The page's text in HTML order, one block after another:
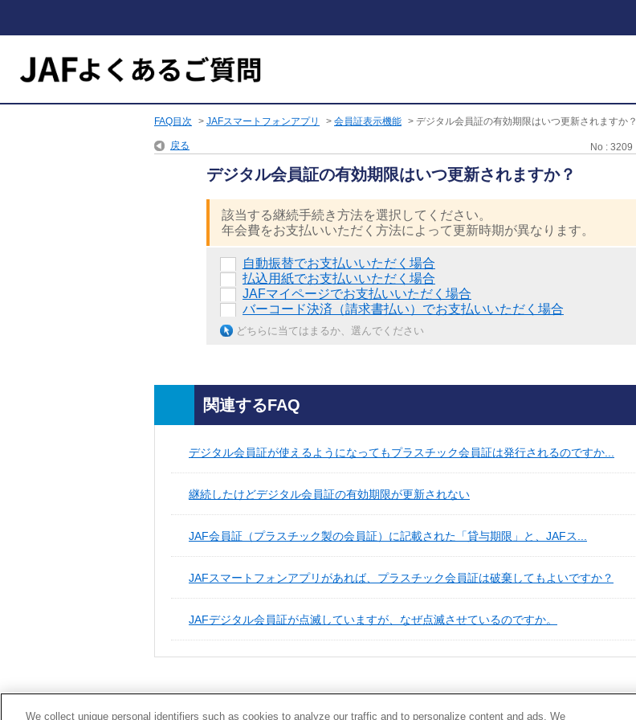
FAQ目次 > JAFスマートフォンアプリ > 会員証表示機能 > デジタル会員証の有効期限はいつ更新されますか？
戻る No : 3209
デジタル会員証の有効期限はいつ更新されますか？
該当する継続手続き方法を選択してください。
年会費をお支払いいただく方法によって更新時期が異なります。
自動振替でお支払いいただく場合
払込用紙でお支払いいただく場合
JAFマイページでお支払いいただく場合
バーコード決済（請求書払い）でお支払いいただく場合
どちらに当てはまるか、選んでください
関連するFAQ
デジタル会員証が使えるようになってもプラスチック会員証は発行されるのですか...
継続したけどデジタル会員証の有効期限が更新されない
JAF会員証（プラスチック製の会員証）に記載された「貸与期限」と、JAFス...
JAFスマートフォンアプリがあれば、プラスチック会員証は破棄してもよいですか？
JAFデジタル会員証が点滅していますが、なぜ点滅させているのですか。
We collect unique personal identifiers such as cookies to analyze our traffic and to personalize content and ads. We